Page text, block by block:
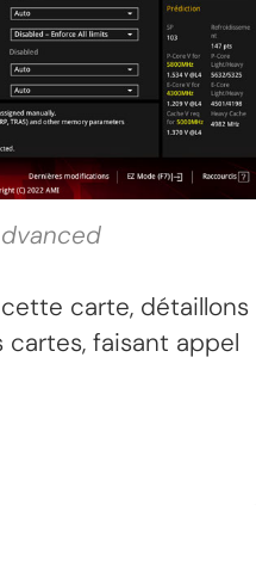
carte, détaillons
faisant appel